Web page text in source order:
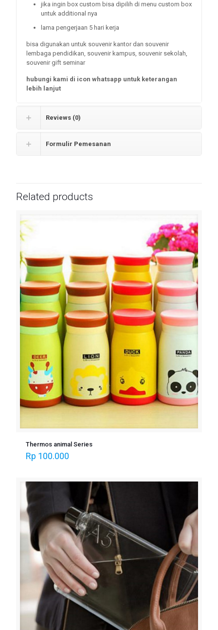
jika ingin box custom bisa dipilih di menu custom box
untuk additional nya
lama pengerjaan 5 hari kerja
bisa digunakan untuk souvenir kantor dan souvenir
lembaga pendidikan, souvenir kampus, souvenir sekolah,
souvenir gift seminar
hubungi kami di icon whatsapp untuk keterangan
lebih lanjut
Reviews (0)
Formulir Pemesanan
Related products
Thermos animal Series
Rp 100.000